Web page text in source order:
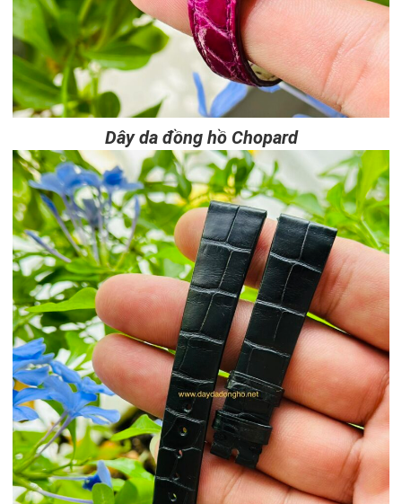
Dây da đồng hồ Chopard